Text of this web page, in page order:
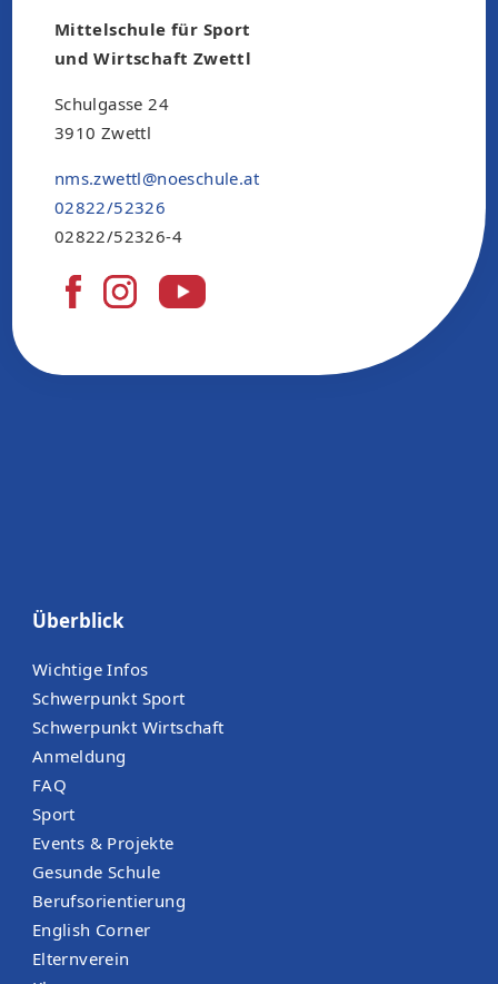
Mittelschule für Sport
und Wirtschaft Zwettl
Schulgasse 24
3910 Zwettl
nms.zwettl@noeschule.at
02822/52326
02822/52326-4
Überblick
Wichtige Infos
Schwerpunkt Sport
Schwerpunkt Wirtschaft
Anmeldung
FAQ
Sport
Events & Projekte
Gesunde Schule
Berufsorientierung
English Corner
Elternverein